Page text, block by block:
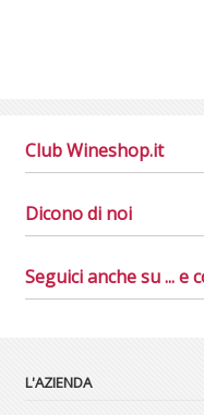
Club Wineshop.it
Dicono di noi
Seguici anche su ... e
L'AZIENDA